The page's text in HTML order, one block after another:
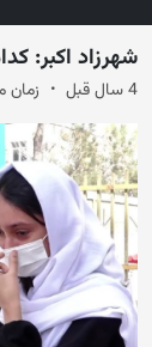
شهرزاد اکبر:
4 سال قبل زمان